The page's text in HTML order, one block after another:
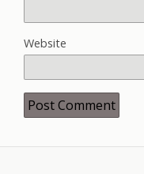
Website